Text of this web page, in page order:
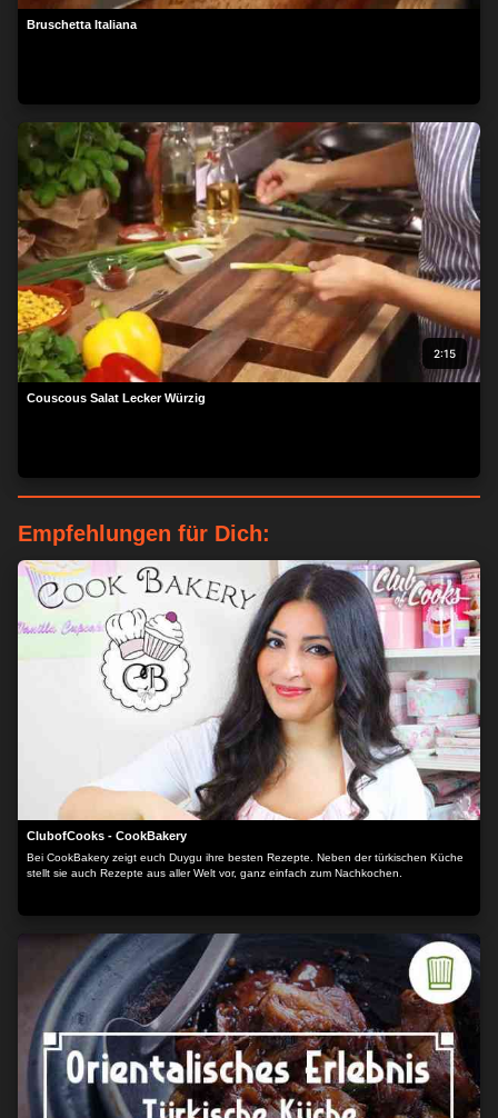
Bruschetta Italiana
2:15
Couscous Salat Lecker Würzig
Empfehlungen für Dich:
ClubofCooks - CookBakery
Bei CookBakery zeigt euch Duygu ihre besten Rezepte. Neben der türkischen Küche
stellt sie auch Rezepte aus aller Welt vor, ganz einfach zum Nachkochen.